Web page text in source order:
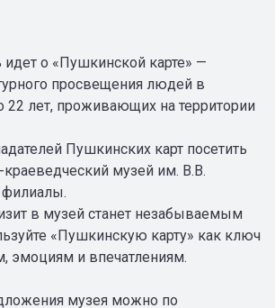
о «Пушкинской карте» —
просвещения людей в
22 лет, проживающих на территории
Пушкинских карт посетить
краеведческий музей им. В.В.
филиалы.
в музей станет незабываемым
«Пушкинскую карту» как ключ
эмоциям и впечатлениям.
музея можно по